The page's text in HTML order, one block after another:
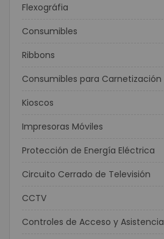
Flexográfia
Consumibles
Ribbons
Consumibles para Carnetización
Kioscos
Impresoras Móviles
Protección de Energía Eléctrica
Circuito Cerrado de Televisión
CCTV
Controles de Acceso y Asistencia